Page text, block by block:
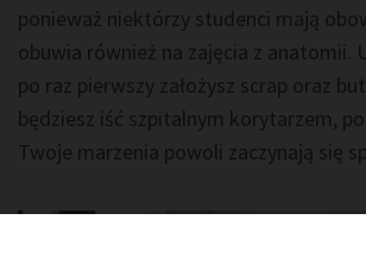
ponieważ niektórzy studenci mają
obuwia również na zajęcia z anatomii.
po raz pierwszy założysz scrap oraz
będziesz iść szpitalnym korytarzem,
Twoje marzenia powoli zaczynają się